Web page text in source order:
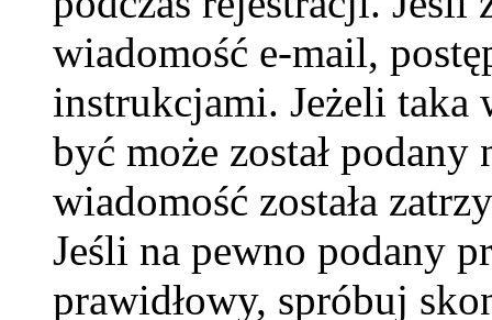
wiadomość e-mail,
instrukcjami. Jeżeli taka
być może został
wiadomość została
Jeśli na pewno podany
prawidłowy, spróbuj